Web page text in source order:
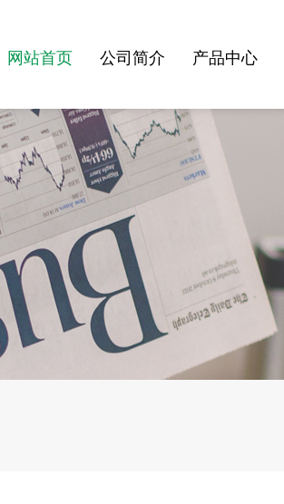
网站首页 公司简介 产品中心